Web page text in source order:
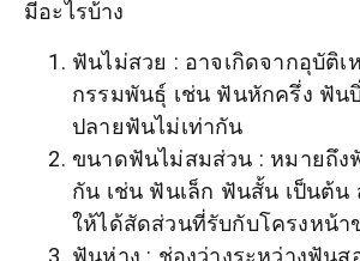
มีอะไรบ้าง
ฟันไม่สวย : อาจเกิดจากอุบัติเ
กรรมพันธุ์ เช่น ฟันหักครึ่ง ฟั
ปลายฟันไม่เท่ากัน
ขนาดฟันไม่สมส่วน : หมายถึง
กัน เช่น ฟันเล็ก ฟันสั้น เป็นต้น
ให้ได้สัดส่วนที่รับกับโครงหน้า
ฟันห่าง : ช่องว่างระหว่างฟันส